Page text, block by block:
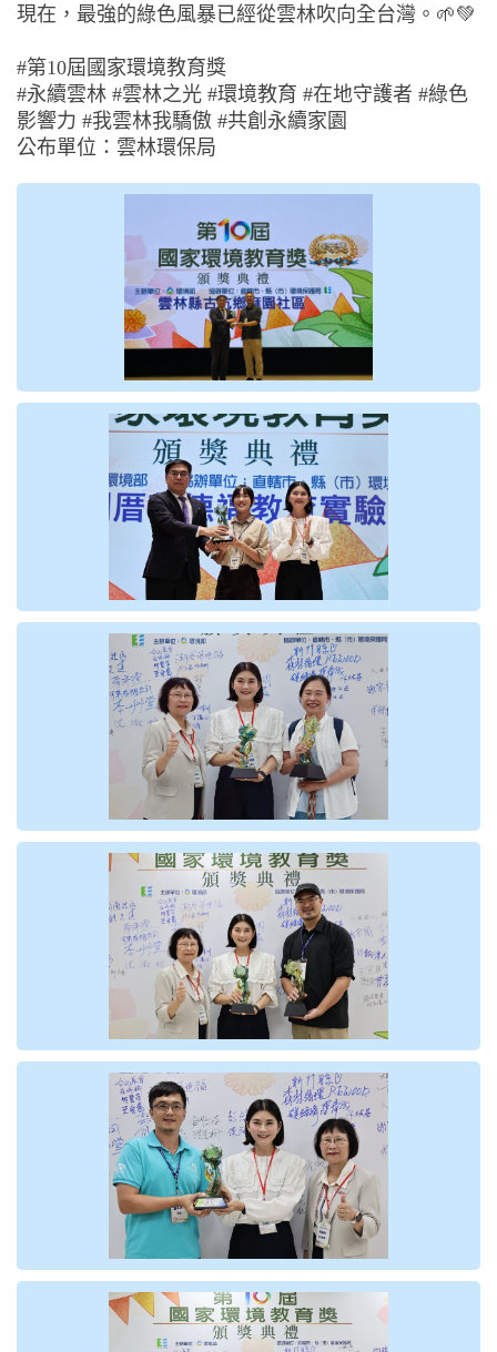
現在，最強的綠色風暴已經從雲林吹向全台灣。🌱💚
#第10屆國家環境教育獎
#永續雲林 #雲林之光 #環境教育 #在地守護者 #綠色
影響力 #我雲林我驕傲 #共創永續家園
公布單位：雲林環保局